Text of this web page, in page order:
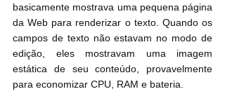
basicamente mostrava uma pequena página
da Web para renderizar o texto. Quando os
campos de texto não estavam no modo de
edição, eles mostravam uma imagem
estática de seu conteúdo, provavelmente
para economizar CPU, RAM e bateria.